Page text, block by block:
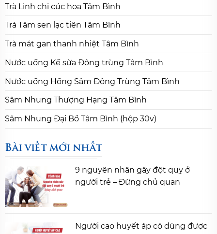
Trà Linh chi cúc hoa Tâm Bình
Trà Tâm sen lạc tiên Tâm Bình
Trà mát gan thanh nhiệt Tâm Bình
Nước uống Kế sữa Đông trùng Tâm Bình
Nước uống Hồng Sâm Đông Trùng Tâm Bình
Sâm Nhung Thượng Hạng Tâm Bình
Sâm Nhung Đại Bổ Tâm Bình (hộp 30v)
Bài viết mới nhất
9 nguyên nhân gây đột quỵ ở
người trẻ – Đừng chủ quan
Người cao huyết áp có dùng được